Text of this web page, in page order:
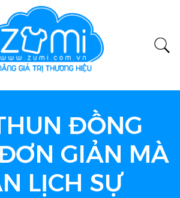
ĐỒNG
GIẢN MÀ
LỊCH SỰ